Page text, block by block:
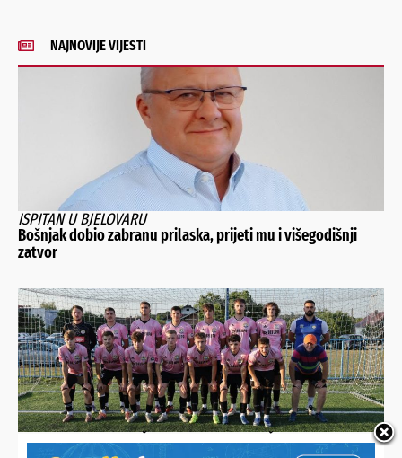
NAJNOVIJE VIJESTI
ISPITAN U BJELOVARU
Bošnjak dobio zabranu prilaska, prijeti mu i višegodišnji
zatvor
MIKLINOVEC DRASTIČNO POMLADIO MOMČAD